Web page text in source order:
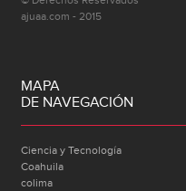
ajuaa.com - 2015
MAPA
DE NAVEGACIÓN
Ciencia y Tecnología
Coahuila
colima